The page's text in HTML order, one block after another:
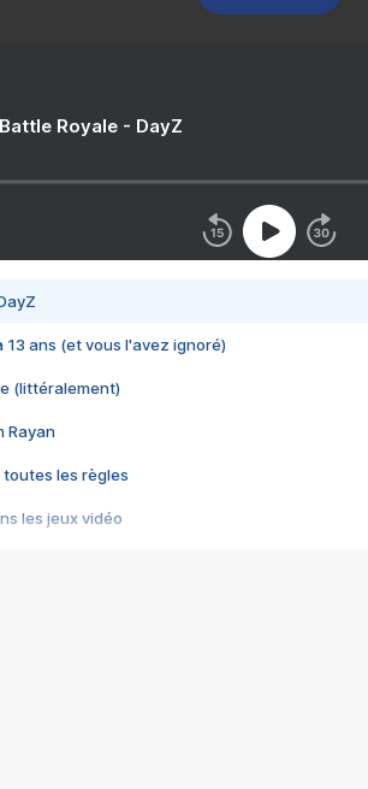
Royale - DayZ
13 ans (et vous l'avez ignoré)
(littéralement)
Rayan
toutes les règles
les jeux vidéo